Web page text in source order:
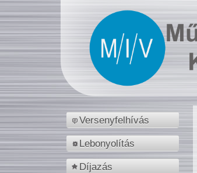
Versenyfelhívás
Lebonyolítás
Díjazás